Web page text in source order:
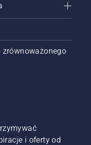
zrównoważonego
i oferty od